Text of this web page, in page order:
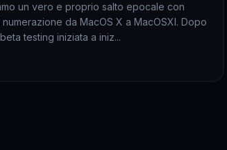
un vero e proprio salto epocale con
da MacOS X a MacOSXI. Dopo
testing iniziata a iniz...